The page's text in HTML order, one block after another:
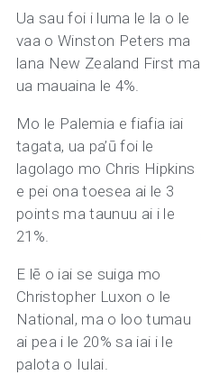
Ua sau foi i luma le la o le
vaa o Winston Peters ma
lana New Zealand First ma
ua mauaina le 4%.
Mo le Palemia e fiafia iai
tagata, ua pa’ū foi le
lagolago mo Chris Hipkins
e pei ona toesea ai le 3
points ma taunuu ai i le
21%.
E lē o iai se suiga mo
Christopher Luxon o le
National, ma o loo tumau
ai pea i le 20% sa iai i le
palota o Iulai.